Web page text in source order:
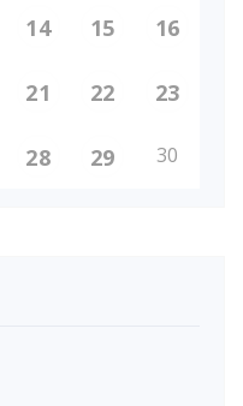
14 15 16
21 22 23
28 29 30